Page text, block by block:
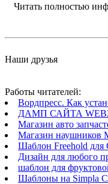
Читать полностью
Наши друзья
Работы читателей:
Вордпресс. Как
ДАМП САЙТА
Магазин авто
Магазин наушников
Шаблон Freehold для
Дизайн для любого
шаблон для
Шаблоны на Simpla